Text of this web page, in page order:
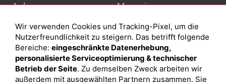
Anlage
Depot eröffnen
Depot vergleichen
Junior Depot
Top-Seller-Fonds
Magazin
Was sind sind ETFs?
Sparplan Vorteile
Was ist ein Fonds?
Wir verwenden Cookies und Tracking-Pixel, um die
Nutzerfreundlichkeit zu steigern. Das betrifft folgende
Bereiche: eingeschränkte Datenerhebung,
personalisierte Serviceoptimierung & technischer
Betrieb der Seite. Zu demselben Zweck arbeiten wir
außerdem mit ausgewählten Partnern zusammen. Sie